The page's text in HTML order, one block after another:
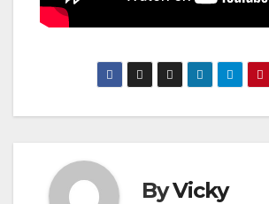
ByVicky